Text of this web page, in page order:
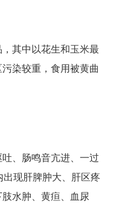
其中以花生和玉米最
染较重，食用被黄曲
、肠鸣音亢进、一过
现肝脾肿大、肝区疼
水肿、黄疸、血尿